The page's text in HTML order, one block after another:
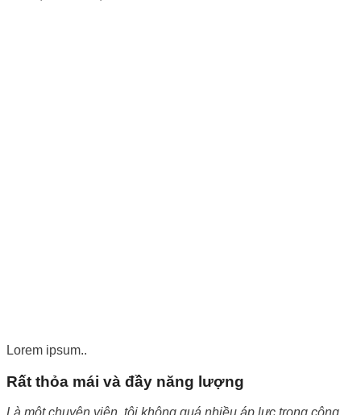
Lorem ipsum..
Rất thỏa mái và đầy năng lượng